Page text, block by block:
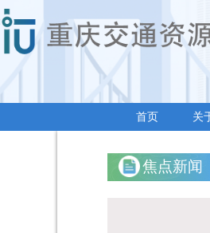
首页 关
焦点新闻